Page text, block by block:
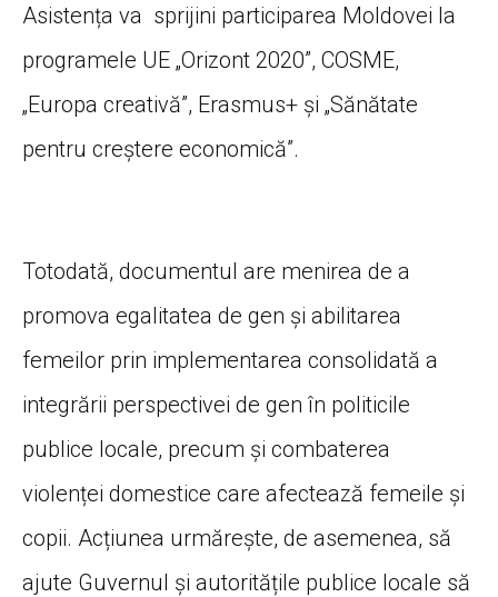
Asistența va sprijini participarea Moldovei la
programele UE „Orizont 2020”, COSME,
„Europa creativă”, Erasmus+ și „Sănătate
pentru creștere economică”.
Totodată, documentul are menirea de a
promova egalitatea de gen și abilitarea
femeilor prin implementarea consolidată a
integrării perspectivei de gen în politicile
publice locale, precum și combaterea
violenței domestice care afectează femeile și
copii. Acțiunea urmărește, de asemenea, să
ajute Guvernul și autoritățile publice locale să